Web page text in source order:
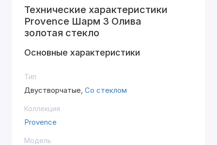
Технические характеристики
Provence Шарм 3 Олива
золотая стекло
Основные характеристики
Тип
Двустворчатые, Со стеклом
Коллекция
Provence
Модель